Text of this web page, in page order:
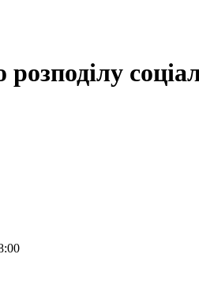
розподілу